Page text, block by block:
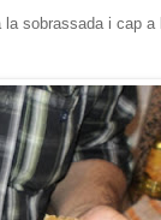
sobrassada i cap